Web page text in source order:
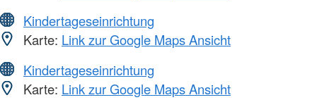
Kindertageseinrichtung
Karte: Link zur Google Maps Ansicht
Kindertageseinrichtung
Karte: Link zur Google Maps Ansicht